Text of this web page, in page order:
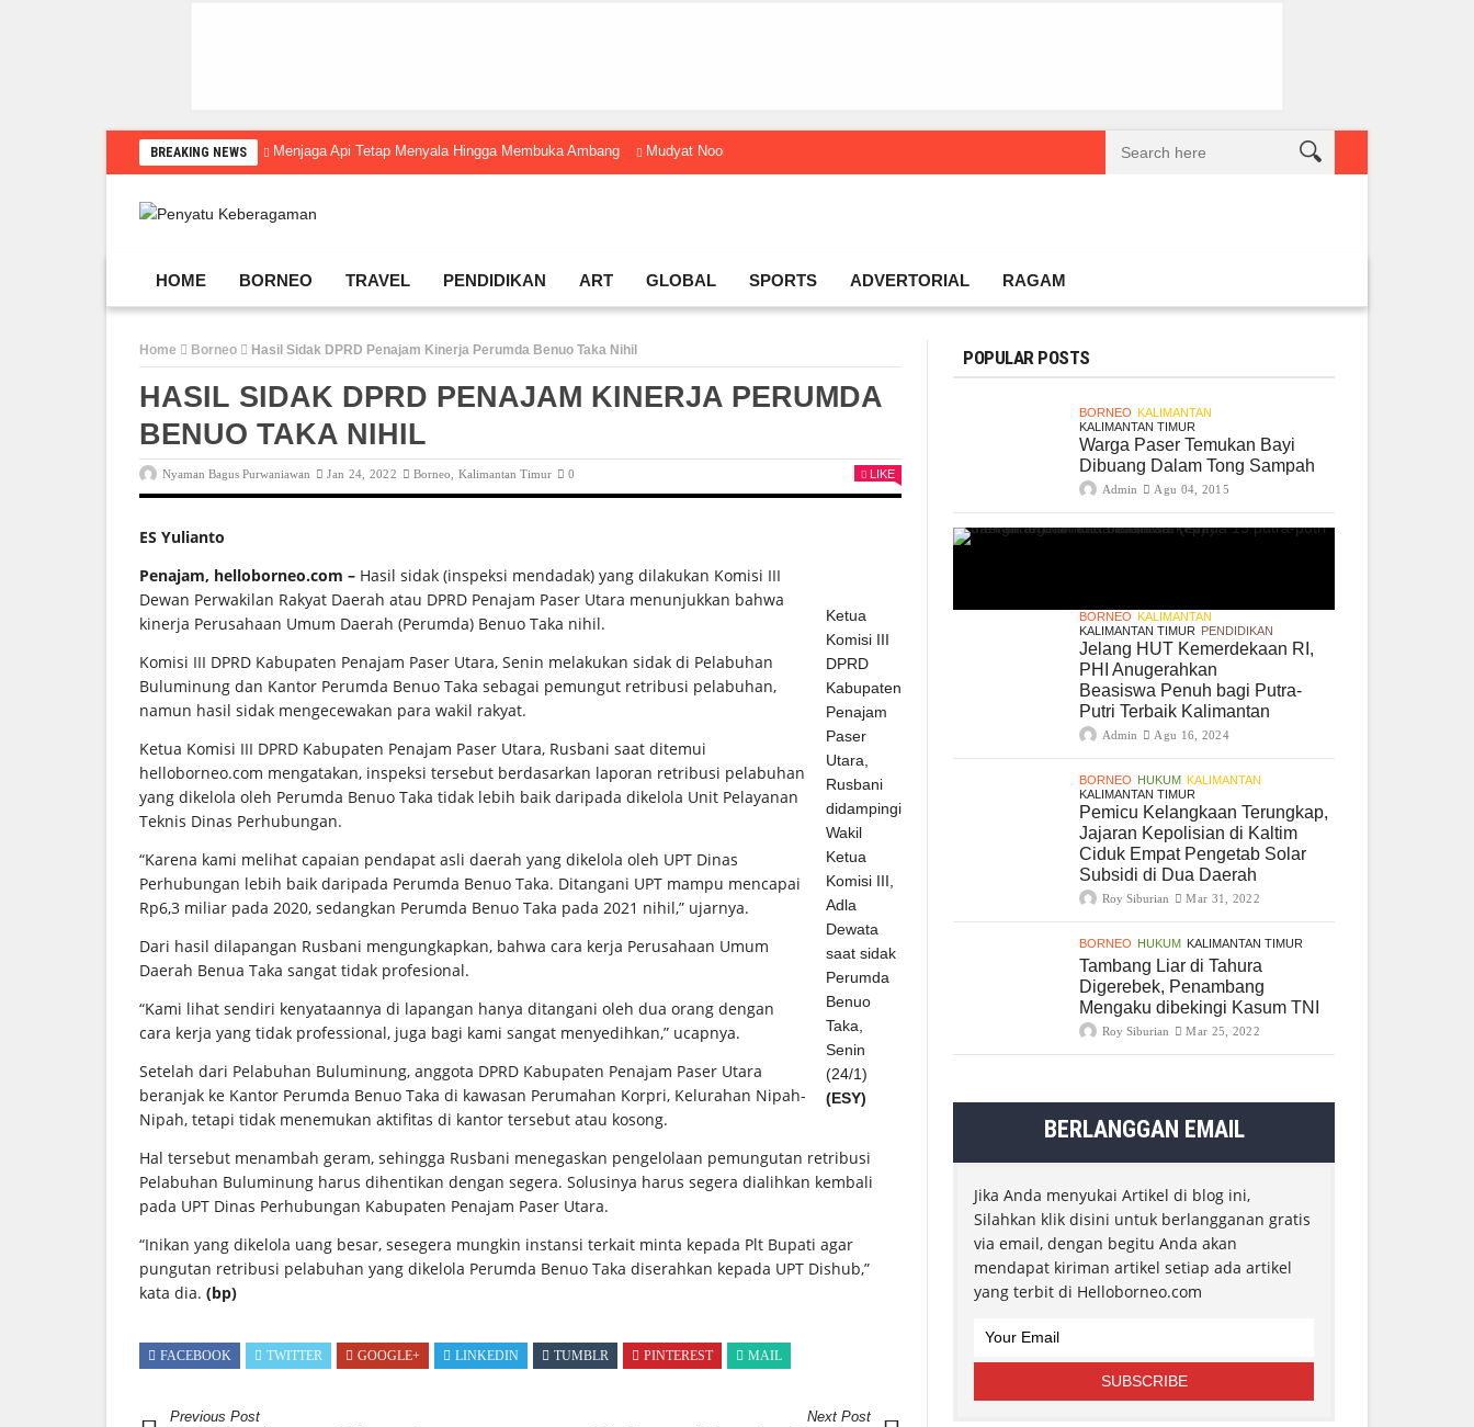
BREAKING NEWS Menjaga Api Tetap Menyala Hingga Membuka Ambang Mudyat Noor Temui Menteri Ekraf, Dorong Ekonomi Kreatif Lokal Naik Kelas Gembel PPU dan IGTKI Penajam Sukses Gelar
HOME BORNEO TRAVEL PENDIDIKAN ART GLOBAL SPORTS ADVERTORIAL RAGAM
Home Borneo Hasil Sidak DPRD Penajam Kinerja Perumda Benuo Taka Nihil
HASIL SIDAK DPRD PENAJAM KINERJA PERUMDA
BENUO TAKA NIHIL
Nyaman Bagus Purwaniawan Jan 24, 2022 Borneo Kalimantan Timur 0 LIKE
ES Yulianto
Ketua
Komisi III
DPRD
Kabupaten
Penajam
Paser
Utara,
Rusbani
didampingi
Wakil
Ketua
Komisi III,
Adla
Dewata
saat sidak
Perumda
Benuo
Taka,
Senin
(24/1)
(ESY)
Penajam, helloborneo.com – Hasil sidak (inspeksi mendadak) yang dilakukan Komisi III
Dewan Perwakilan Rakyat Daerah atau DPRD Penajam Paser Utara menunjukkan bahwa
kinerja Perusahaan Umum Daerah (Perumda) Benuo Taka nihil.
Komisi III DPRD Kabupaten Penajam Paser Utara, Senin melakukan sidak di Pelabuhan
Buluminung dan Kantor Perumda Benuo Taka sebagai pemungut retribusi pelabuhan,
namun hasil sidak mengecewakan para wakil rakyat.
Ketua Komisi III DPRD Kabupaten Penajam Paser Utara, Rusbani saat ditemui
helloborneo.com mengatakan, inspeksi tersebut berdasarkan laporan retribusi pelabuhan
yang dikelola oleh Perumda Benuo Taka tidak lebih baik daripada dikelola Unit Pelayanan
Teknis Dinas Perhubungan.
“Karena kami melihat capaian pendapat asli daerah yang dikelola oleh UPT Dinas
Perhubungan lebih baik daripada Perumda Benuo Taka. Ditangani UPT mampu mencapai
Rp6,3 miliar pada 2020, sedangkan Perumda Benuo Taka pada 2021 nihil,” ujarnya.
Dari hasil dilapangan Rusbani mengungkapkan, bahwa cara kerja Perusahaan Umum
Daerah Benua Taka sangat tidak profesional.
“Kami lihat sendiri kenyataannya di lapangan hanya ditangani oleh dua orang dengan
cara kerja yang tidak professional, juga bagi kami sangat menyedihkan,” ucapnya.
Setelah dari Pelabuhan Buluminung, anggota DPRD Kabupaten Penajam Paser Utara
beranjak ke Kantor Perumda Benuo Taka di kawasan Perumahan Korpri, Kelurahan Nipah-
Nipah, tetapi tidak menemukan aktifitas di kantor tersebut atau kosong.
Hal tersebut menambah geram, sehingga Rusbani menegaskan pengelolaan pemungutan retribusi
Pelabuhan Buluminung harus dihentikan dengan segera. Solusinya harus segera dialihkan kembali
pada UPT Dinas Perhubungan Kabupaten Penajam Paser Utara.
“Inikan yang dikelola uang besar, sesegera mungkin instansi terkait minta kepada Plt Bupati agar
pungutan retribusi pelabuhan yang dikelola Perumda Benuo Taka diserahkan kepada UPT Dishub,”
kata dia. (bp)
FACEBOOK TWITTER GOOGLE+ LINKEDIN TUMBLR PINTEREST MAIL
Previous Post Next Post
POPULAR POSTS
BORNEO KALIMANTAN
KALIMANTAN TIMUR
Warga Paser Temukan Bayi
Dibuang Dalam Tong Sampah
Admin Agu 04, 2015
BORNEO KALIMANTAN
KALIMANTAN TIMUR PENDIDIKAN
Jelang HUT Kemerdekaan RI,
PHI Anugerahkan
Beasiswa Penuh bagi Putra-
Putri Terbaik Kalimantan
Admin Agu 16, 2024
BORNEO HUKUM KALIMANTAN
KALIMANTAN TIMUR
Pemicu Kelangkaan Terungkap,
Jajaran Kepolisian di Kaltim
Ciduk Empat Pengetab Solar
Subsidi di Dua Daerah
Roy Siburian Mar 31, 2022
BORNEO HUKUM KALIMANTAN TIMUR
Tambang Liar di Tahura
Digerebek, Penambang
Mengaku dibekingi Kasum TNI
Roy Siburian Mar 25, 2022
BERLANGGAN EMAIL
Jika Anda menyukai Artikel di blog ini,
Silahkan klik disini untuk berlangganan gratis
via email, dengan begitu Anda akan
mendapat kiriman artikel setiap ada artikel
yang terbit di Helloborneo.com